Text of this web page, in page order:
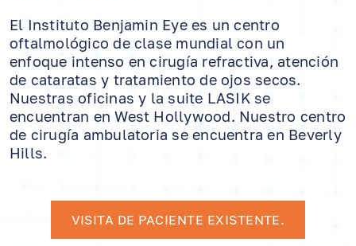
El Instituto Benjamin Eye es un centro
oftalmológico de clase mundial con un
enfoque intenso en cirugía refractiva, atención
de cataratas y tratamiento de ojos secos.
Nuestras oficinas y la suite LASIK se
encuentran en West Hollywood. Nuestro centro
de cirugía ambulatoria se encuentra en Beverly
Hills.
VISITA DE PACIENTE EXISTENTE.